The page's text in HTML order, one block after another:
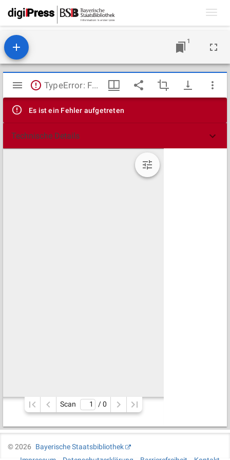
1
Mirador
Viewer
TypeError: Failed to fetch
Es ist ein Fehler aufgetreten
Technische Details
Scan / 0
©2026
Bayerische Staatsbibliothek